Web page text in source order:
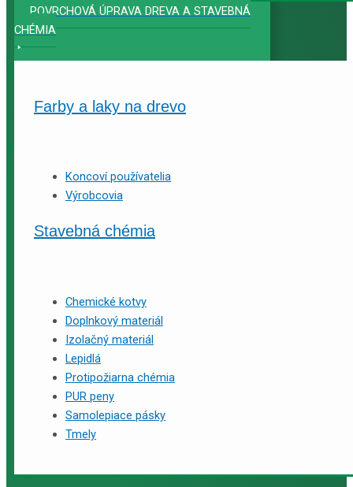
POVRCHOVÁ ÚPRAVA DREVA A STAVEBNÁ
CHÉMIA
Farby a laky na drevo
Koncoví používatelia
Výrobcovia
Stavebná chémia
Chemické kotvy
Doplnkový materiál
Izolačný materiál
Lepidlá
Protipožiarna chémia
PUR peny
Samolepiace pásky
Tmely